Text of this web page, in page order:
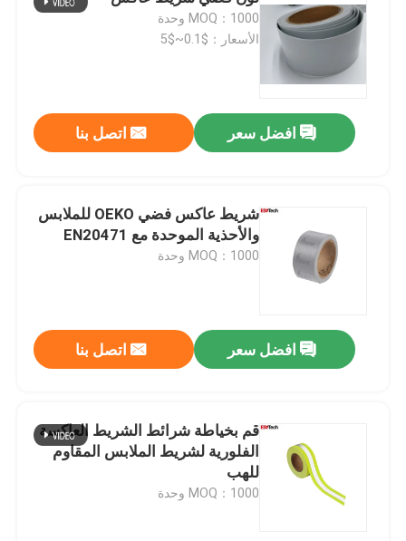
MOQ：1000 وحدة
الأسعار：$0.1~$5
افضل سعر اتصل بنا
شريط عاكس فضي OEKO للملابس
والأحذية الموحدة مع EN20471
MOQ：1000 وحدة
افضل سعر اتصل بنا
قم بخياطة شرائط الشريط العاكسة
الفلورية لشريط الملابس المقاوم
للهب
MOQ：1000 وحدة